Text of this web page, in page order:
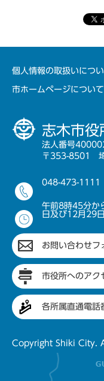
個人情報の取扱いにつ
市ホームページについて
志木市役
法人番号
〒353-8501 埼
048-473-1111
午前8時45分か
日及び12月29
お問い合わせフ
市役所へのアク
各所属直通電話
Copyright Shiki City.